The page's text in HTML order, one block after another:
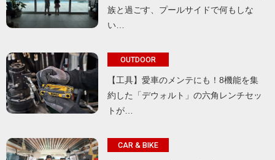
族と過ごす、プールサイドで何もしな
い…
OUTDOOR
【工具】愛車のメンテにも！8機能を集
約した「デウォルト」の六角レンチセッ
トが…
CAR & BIKE